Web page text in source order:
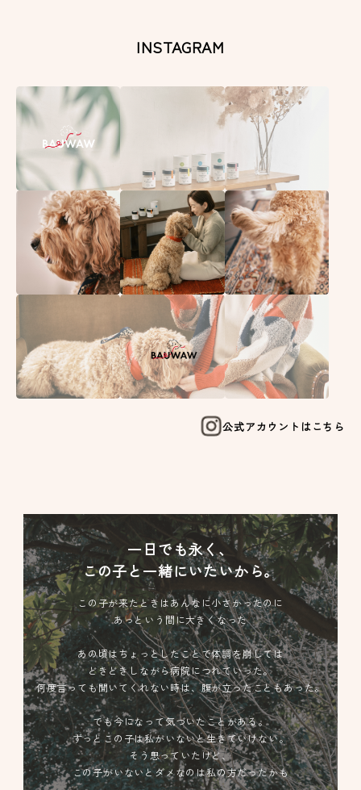
INSTAGRAM
公式アカウントはこちら
一日でも永く、
この子と一緒にいたいから。
この子が来たときはあんなに小さかったのに
あっという間に大きくなった
あの頃はちょっとしたことで体調を崩しては
どきどきしながら病院につれていった。
何度言っても聞いてくれない時は、腹が立ったこともあった。
でも今になって気づいたことがある。
ずっとこの子は私がいないと生きていけない。
そう思っていたけど、
この子がいないとダメなのは私の方だったかも